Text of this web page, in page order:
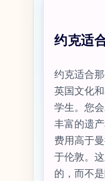
约克适
约克适合
英国文化
学生。您
丰富的遗
费用高于
于伦敦。
的，而不